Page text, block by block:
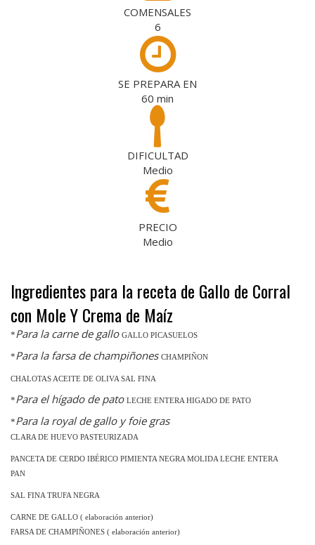
COMENSALES
6
SE PREPARA EN
60 min
DIFICULTAD
Medio
PRECIO
Medio
Ingredientes para la receta de Gallo de Corral
con Mole Y Crema de Maíz
*Para la carne de gallo GALLO PICASUELOS
*Para la farsa de champiñones CHAMPIÑON
CHALOTAS ACEITE DE OLIVA SAL FINA
*Para el hígado de pato LECHE ENTERA HIGADO DE PATO
*Para la royal de gallo y foie gras
CLARA DE HUEVO PASTEURIZADA
PANCETA DE CERDO IBÉRICO PIMIENTA NEGRA MOLIDA LECHE ENTERA
PAN
SAL FINA TRUFA NEGRA
CARNE DE GALLO ( elaboración anterior)
FARSA DE CHAMPIÑONES ( elaboración anterior)